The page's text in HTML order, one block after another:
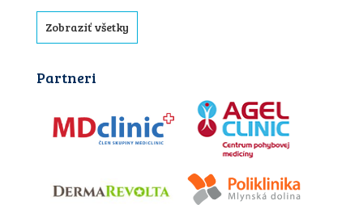
Zobraziť všetky
Partneri